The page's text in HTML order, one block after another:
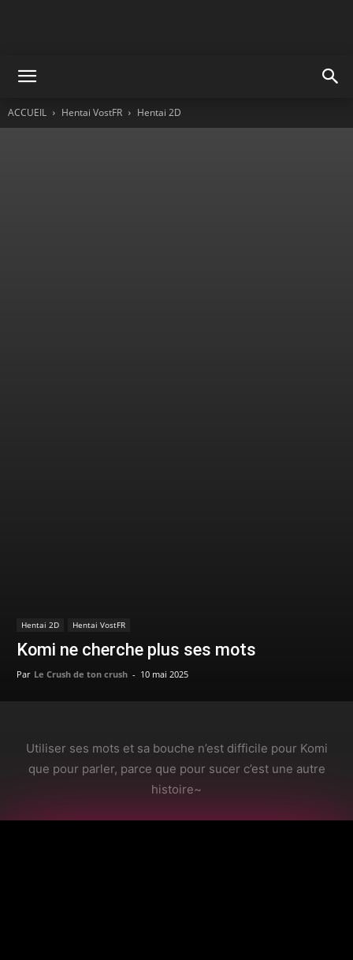
ACCUEIL Hentai VostFR Hentai 2D
Hentai 2D Hentai VostFR
Komi ne cherche plus ses mots
Par Le Crush de ton crush - 10 mai 2025
Utiliser ses mots et sa bouche n’est difficile pour Komi
que pour parler, parce que pour sucer c’est une autre
histoire~